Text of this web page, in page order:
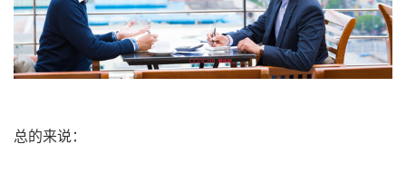
总的来说：